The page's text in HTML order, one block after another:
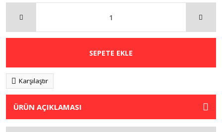
SEPETE EKLE
Karşılaştır
ÜRÜN AÇIKLAMASI